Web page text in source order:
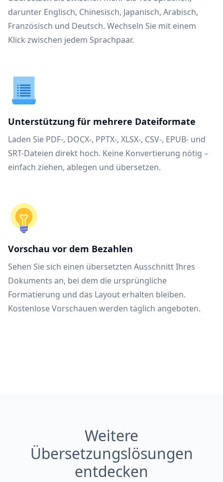
darunter Englisch, Chinesisch, Japanisch, Arabisch,
Französisch und Deutsch. Wechseln Sie mit einem
Klick zwischen jedem Sprachpaar.
Unterstützung für mehrere Dateiformate
Laden Sie PDF-, DOCX-, PPTX-, XLSX-, CSV-, EPUB- und
SRT-Dateien direkt hoch. Keine Konvertierung nötig –
einfach ziehen, ablegen und übersetzen.
Vorschau vor dem Bezahlen
Sehen Sie sich einen übersetzten Ausschnitt Ihres
Dokuments an, bei dem die ursprüngliche
Formatierung und das Layout erhalten bleiben.
Kostenlose Vorschauen werden täglich angeboten.
Weitere
Übersetzungslösungen
entdecken